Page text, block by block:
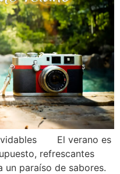
El verano es
refrescantes
paraíso de sabores.